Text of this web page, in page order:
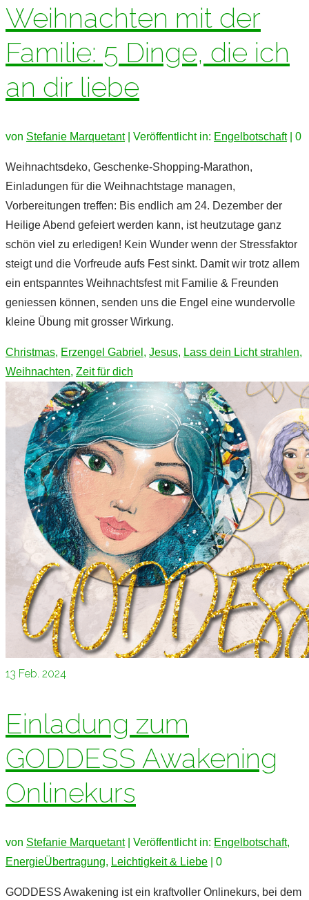
Weihnachten mit der
Familie: 5 Dinge, die ich
an dir liebe
von Stefanie Marquetant| Veröffentlicht in: Engelbotschaft 0
Weihnachtsdeko, Geschenke-Shopping-Marathon,
Einladungen für die Weihnachtstage managen,
Vorbereitungen treffen: Bis endlich am 24. Dezember der
Heilige Abend gefeiert werden kann, ist heutzutage ganz
schön viel zu erledigen! Kein Wunder wenn der Stressfaktor
steigt und die Vorfreude aufs Fest sinkt. Damit wir trotz allem
ein entspanntes Weihnachtsfest mit Familie & Freunden
geniessen können, senden uns die Engel eine wundervolle
kleine Übung mit grosser Wirkung.
Christmas, Erzengel Gabriel , Jesus, Lass dein Licht strahlen,
Weihnachten, Zeit für dich
13 Feb. 2024
Einladung zum
GODDESS Awakening
Onlinekurs
von Stefanie Marquetant| Veröffentlicht in: Engelbotschaft,
EnergieÜbertragung, Leichtigkeit & Liebe 0
GODDESS Awakening ist ein kraftvoller Onlinekurs, bei dem